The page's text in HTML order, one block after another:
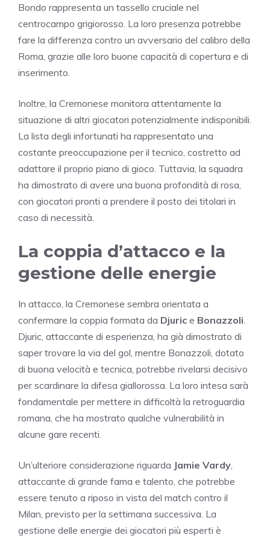
Bondo rappresenta un tassello cruciale nel
centrocampo grigiorosso. La loro presenza potrebbe
fare la differenza contro un avversario del calibro della
Roma, grazie alle loro buone capacità di copertura e di
inserimento.
Inoltre, la Cremonese monitora attentamente la
situazione di altri giocatori potenzialmente indisponibili.
La lista degli infortunati ha rappresentato una
costante preoccupazione per il tecnico, costretto ad
adattare il proprio piano di gioco. Tuttavia, la squadra
ha dimostrato di avere una buona profondità di rosa,
con giocatori pronti a prendere il posto dei titolari in
caso di necessità.
La coppia d’attacco e la
gestione delle energie
In attacco, la Cremonese sembra orientata a
confermare la coppia formata da Djuric e Bonazzoli
Djuric, attaccante di esperienza, ha già dimostrato di
saper trovare la via del gol, mentre Bonazzoli, dotato
di buona velocità e tecnica, potrebbe rivelarsi decisivo
per scardinare la difesa giallorossa. La loro intesa sarà
fondamentale per mettere in difficoltà la retroguardia
romana, che ha mostrato qualche vulnerabilità in
alcune gare recenti.
Un’ulteriore considerazione riguarda Jamie Vardy
attaccante di grande fama e talento, che potrebbe
essere tenuto a riposo in vista del match contro il
Milan, previsto per la settimana successiva. La
gestione delle energie dei giocatori più esperti è